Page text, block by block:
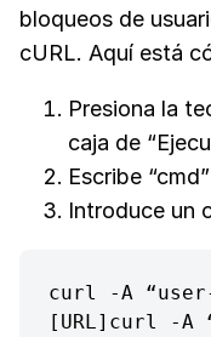
bloqueos de
cURL. Aquí está
Presiona la
caja de
Escribe
Introduce un
curl -A
[URL]curl -A